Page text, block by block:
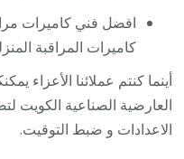
افضل فني كاميرات
كاميرات المراقبة
أينما كنتم عملائنا الأعزاء
العارضية الصناعية الكويت
الاعدادات و ضبط التوقيت.